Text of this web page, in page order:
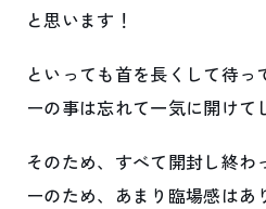
と思います！
といっても首を長くして待っ
ーの事は忘れて一気に開けて
そのため、すべて開封し終わ
ーのため、あまり臨場感はあ